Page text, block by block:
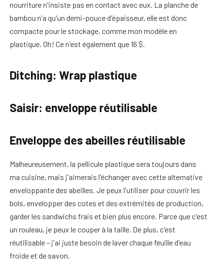
nourriture n'insiste pas en contact avec eux. La planche de
bambou n'a qu'un demi-pouce d'épaisseur, elle est donc
compacte pour le stockage, comme mon modèle en
plastique. Oh! Ce n'est également que 16 $.
Ditching: Wrap plastique
Saisir: enveloppe réutilisable
Enveloppe des abeilles réutilisable
Malheureusement, la pellicule plastique sera toujours dans
ma cuisine, mais j'aimerais l'échanger avec cette alternative
enveloppante des abeilles. Je peux l'utiliser pour couvrir les
bols, envelopper des cotes et des extrémités de production,
garder les sandwichs frais et bien plus encore. Parce que c'est
un rouleau, je peux le couper à la taille. De plus, c'est
réutilisable – j'ai juste besoin de laver chaque feuille d'eau
froide et de savon.